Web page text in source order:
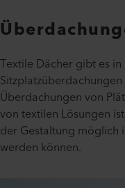
Textile Dächer gibt es in
Überdachungen von
von textilen Lösungen
der Gestaltung möglich
werden können.